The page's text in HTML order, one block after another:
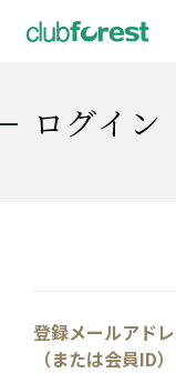
ログイン
登録メールアド
（または会員ID）